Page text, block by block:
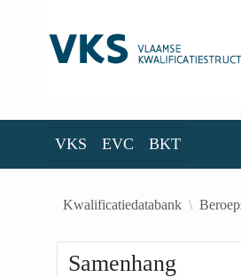
VKS EVC BKT
Kwalificatiedatabank
Samenhang